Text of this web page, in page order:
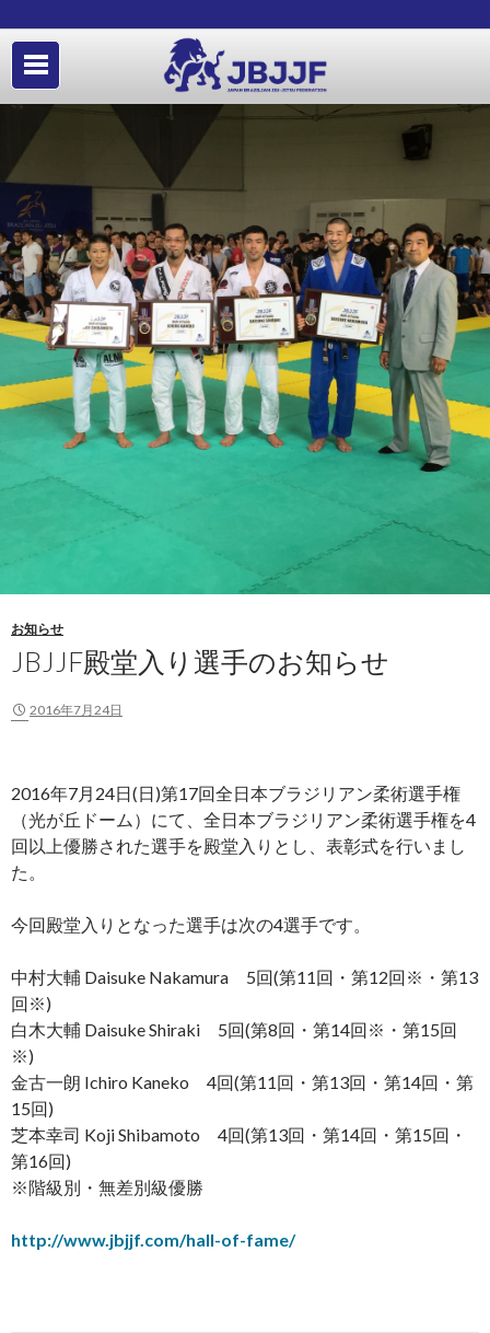
お知らせ
JBJJF殿堂入り選手のお知らせ
2016年7月24日
2016年7月24日(日)第17回全日本ブラジリアン柔術選手権
（光が丘ドーム）にて、全日本ブラジリアン柔術選手権を4
回以上優勝された選手を殿堂入りとし、表彰式を行いまし
た。
今回殿堂入りとなった選手は次の4選手です。
中村大輔 Daisuke Nakamura 5回(第11回・第12回※・第13
回※)
白木大輔 Daisuke Shiraki 5回(第8回・第14回※・第15回
※)
金古一朗 Ichiro Kaneko 4回(第11回・第13回・第14回・第
15回)
芝本幸司 Koji Shibamoto 4回(第13回・第14回・第15回・
第16回)
※階級別・無差別級優勝
http://www.jbjjf.com/hall-of-fame/